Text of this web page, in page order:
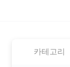
카테고리